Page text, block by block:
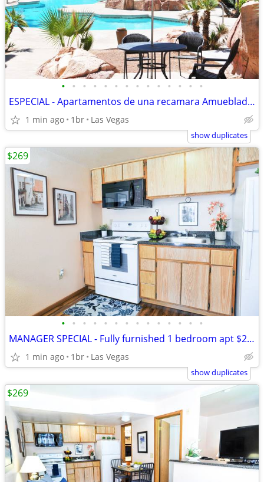
• • • • • • • • • • • • • •
ESPECIAL - Apartamentos de una recamara Amueblado $269 Semanal
1 min ago 1br Las Vegas
show duplicates
• • • • • • • • • • • • • •
MANAGER SPECIAL - Fully furnished 1 bedroom apt $269 weekly...
1 min ago 1br Las Vegas
$269
show duplicates
$269